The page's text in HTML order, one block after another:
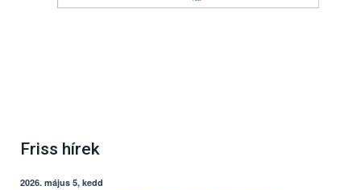
Friss hírek
2026. május 5, kedd